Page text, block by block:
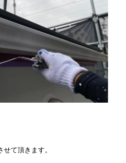
て頂きます。